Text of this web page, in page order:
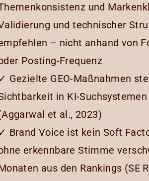
und
und technischer
– nicht anhand von
Posting-Frequenz
Gezielte GEO-Maßnahmen
in KI-
et al., 2023)
Brand Voice ist kein Soft
erkennbare Stimme
aus den Rankings (SE